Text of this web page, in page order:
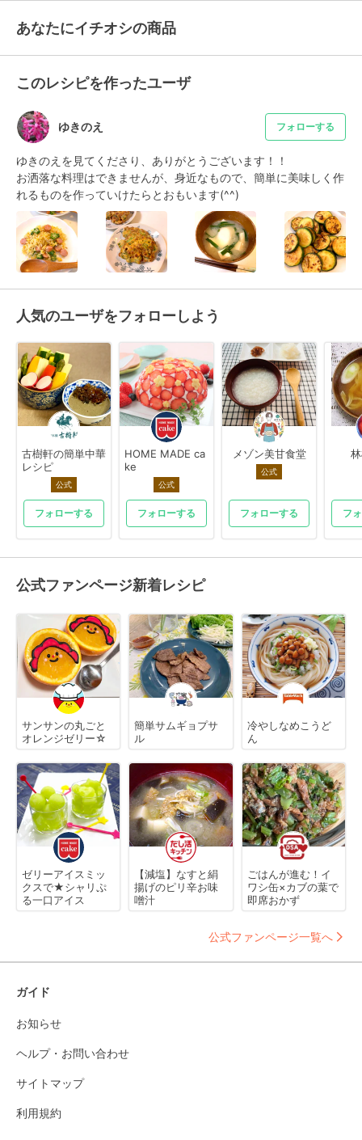
あなたにイチオシの商品
このレシピを作ったユーザ
ゆきのえ フォローする
ゆきのえを見てくださり、ありがとうございます！！
お洒落な料理はできませんが、身近なもので、簡単に美味しく作
れるものを作っていけたらとおもいます(^^)
人気のユーザをフォローしよう
古樹軒の簡単中華
レシピ
公式
フォローする
HOME MADE ca
ke
公式
フォローする
メゾン美甘食堂
公式
フォローする フ
公式ファンページ新着レシピ
サンサンの丸ごと
オレンジゼリー☆
簡単サムギョプサ
ル
冷やしなめこうど
ん
ゼリーアイスミッ
クスで★シャリぷ
る一口アイス
【減塩】なすと絹
揚げのピリ辛お味
噌汁
ごはんが進む！イ
ワシ缶×カブの葉で
即席おかず
公式ファンページ一覧へ
ガイド
お知らせ
ヘルプ・お問い合わせ
サイトマップ
利用規約